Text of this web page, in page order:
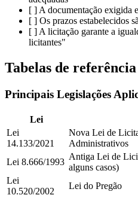
[ ] A documentação exigida
[ ] Os prazos estabelecidos
[ ] A licitação garante a
licitantes"
Tabelas de referência
Principais Legislações
Lei
Lei
14.133/2021
Nova Lei de
Administrativos
Lei 8.666/1993
Antiga Lei de
alguns casos)
Lei
10.520/2002
Lei do Pregão